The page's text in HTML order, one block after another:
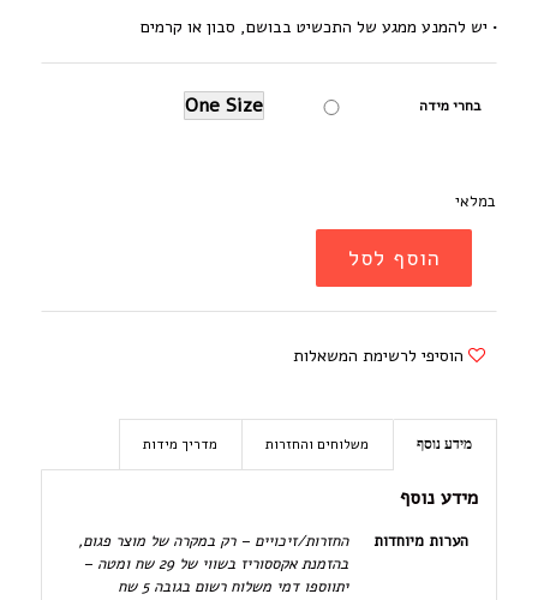
• יש להמנע ממגע של התכשיט בבושם, סבון או קרמים
בחרי מידה One Size
במלאי
הוסף לסל
הוסיפי לרשימת המשאלות
מידע נוסף משלוחים והחזרות מדריך מידות
מידע נוסף
הערות מיוחדות
החזרות/זיכויים – רק במקרה של מוצר פגום,
בהזמנת אקססוריז בשווי של 29 שח ומטה –
יתווספו דמי משלוח רשום בגובה 5 שח